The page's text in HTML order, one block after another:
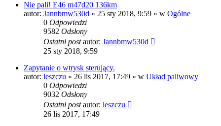
Nie pali! E46 m47d20 136km
autor: Jannbmw530d » 25 sty 2018, 9:59 » w Ogólne
0 Odpowiedzi
9582 Odsłony
Ostatni postautor: Jannbmw530d
25 sty 2018, 9:59
Zapytanie o wtrysk sterujący.
autor: leszczu » 26 lis 2017, 17:49 » w Układ paliwowy
0 Odpowiedzi
9032 Odsłony
Ostatni postautor: leszczu
26 lis 2017, 17:49